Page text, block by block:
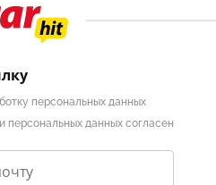
персональных данных
персональных данных согласен